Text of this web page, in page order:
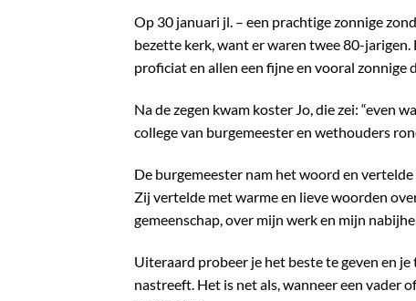
Op 30 januari jl. – een prachtige zonnige
bezette kerk, want er waren twee 80-
proficiat en allen een fijne en vooral zonnige
Na de zegen kwam koster Jo, die zei: “even
college van burgemeester en wethouders
De burgemeester nam het woord en
Zij vertelde met warme en lieve woorden
gemeenschap, over mijn werk en mijn
Uiteraard probeer je het beste te geven en
nastreeft. Het is net als, wanneer een vader